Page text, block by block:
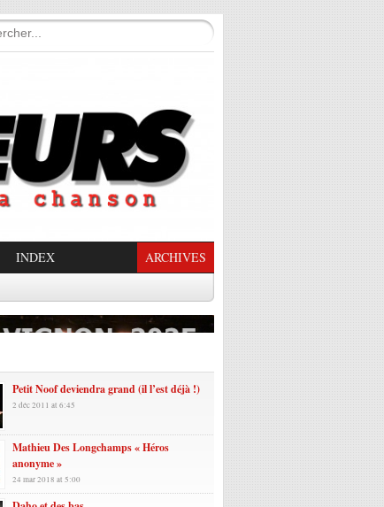
INDEX ARCHIVES
Petit Noof deviendra grand (il l’est déjà !)
2 déc 2011 at 6:45
Mathieu Des Longchamps « Héros
anonyme »
24 mar 2018 at 5:00